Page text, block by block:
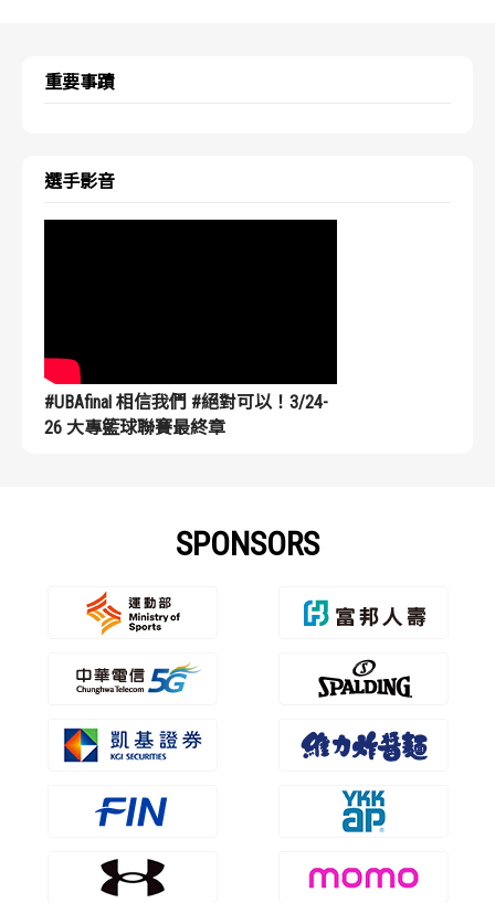
重要事蹟
選手影音
#UBAfinal 相信我們 #絕對可以！3/24-
26 大專籃球聯賽最終章
SPONSORS